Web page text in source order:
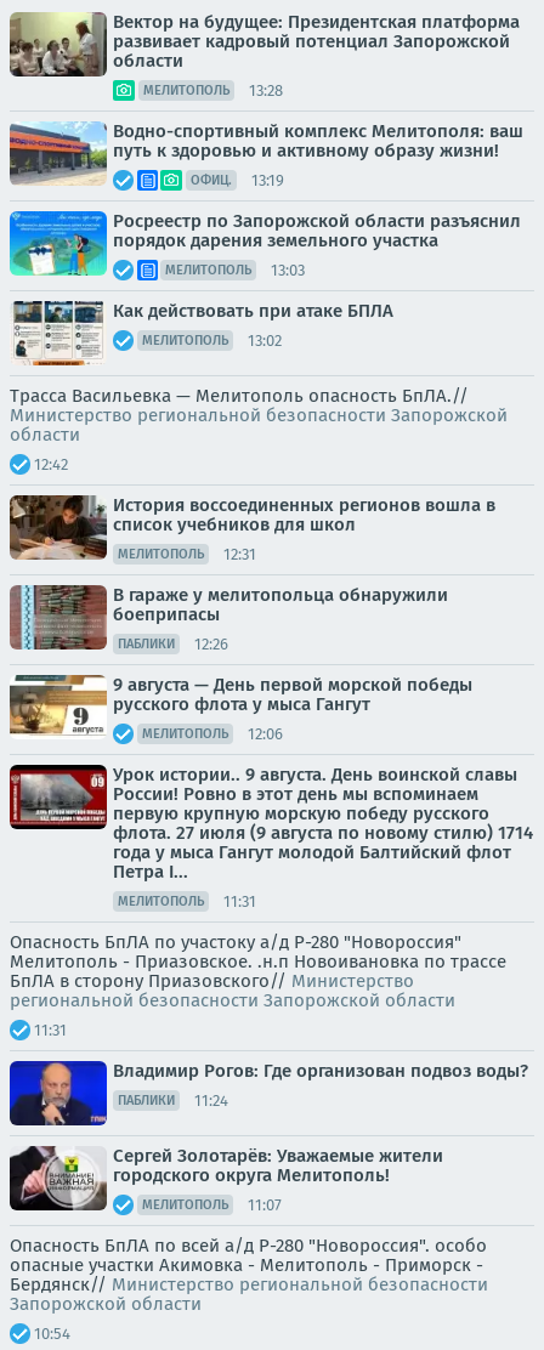
Вектор на будущее: Президентская платформа
развивает кадровый потенциал Запорожской
области
МЕЛИТОПОЛЬ 13:28
Водно-спортивный комплекс Мелитополя: ваш
путь к здоровью и активному образу жизни!
ОФИЦ. 13:19
Росреестр по Запорожской области разъяснил
порядок дарения земельного участка
МЕЛИТОПОЛЬ 13:03
Как действовать при атаке БПЛА
МЕЛИТОПОЛЬ 13:02
Трасса Васильевка — Мелитополь опасность БпЛА.//
Министерство региональной безопасности Запорожской
области
12:42
История воссоединенных регионов вошла в
список учебников для школ
МЕЛИТОПОЛЬ 12:31
В гараже у мелитопольца обнаружили
боеприпасы
ПАБЛИКИ 12:26
9 августа — День первой морской победы
русского флота у мыса Гангут
МЕЛИТОПОЛЬ 12:06
Урок истории.. 9 августа. День воинской славы
России! Ровно в этот день мы вспоминаем
первую крупную морскую победу русского
флота. 27 июля (9 августа по новому стилю) 1714
года у мыса Гангут молодой Балтийский флот
Петра I...
МЕЛИТОПОЛЬ 11:31
Опасность БпЛА по участоку а/д Р-280 "Новороссия"
Мелитополь - Приазовское. .н.п Новоивановка по трассе
БпЛА в сторону Приазовского// Министерство
региональной безопасности Запорожской области
11:31
Владимир Рогов: Где организован подвоз воды?
ПАБЛИКИ 11:24
Сергей Золотарёв: Уважаемые жители
городского округа Мелитополь!
МЕЛИТОПОЛЬ 11:07
Опасность БпЛА по всей а/д Р-280 "Новороссия". особо
опасные участки Акимовка - Мелитополь - Приморск -
Бердянск// Министерство региональной безопасности
Запорожской области
10:54